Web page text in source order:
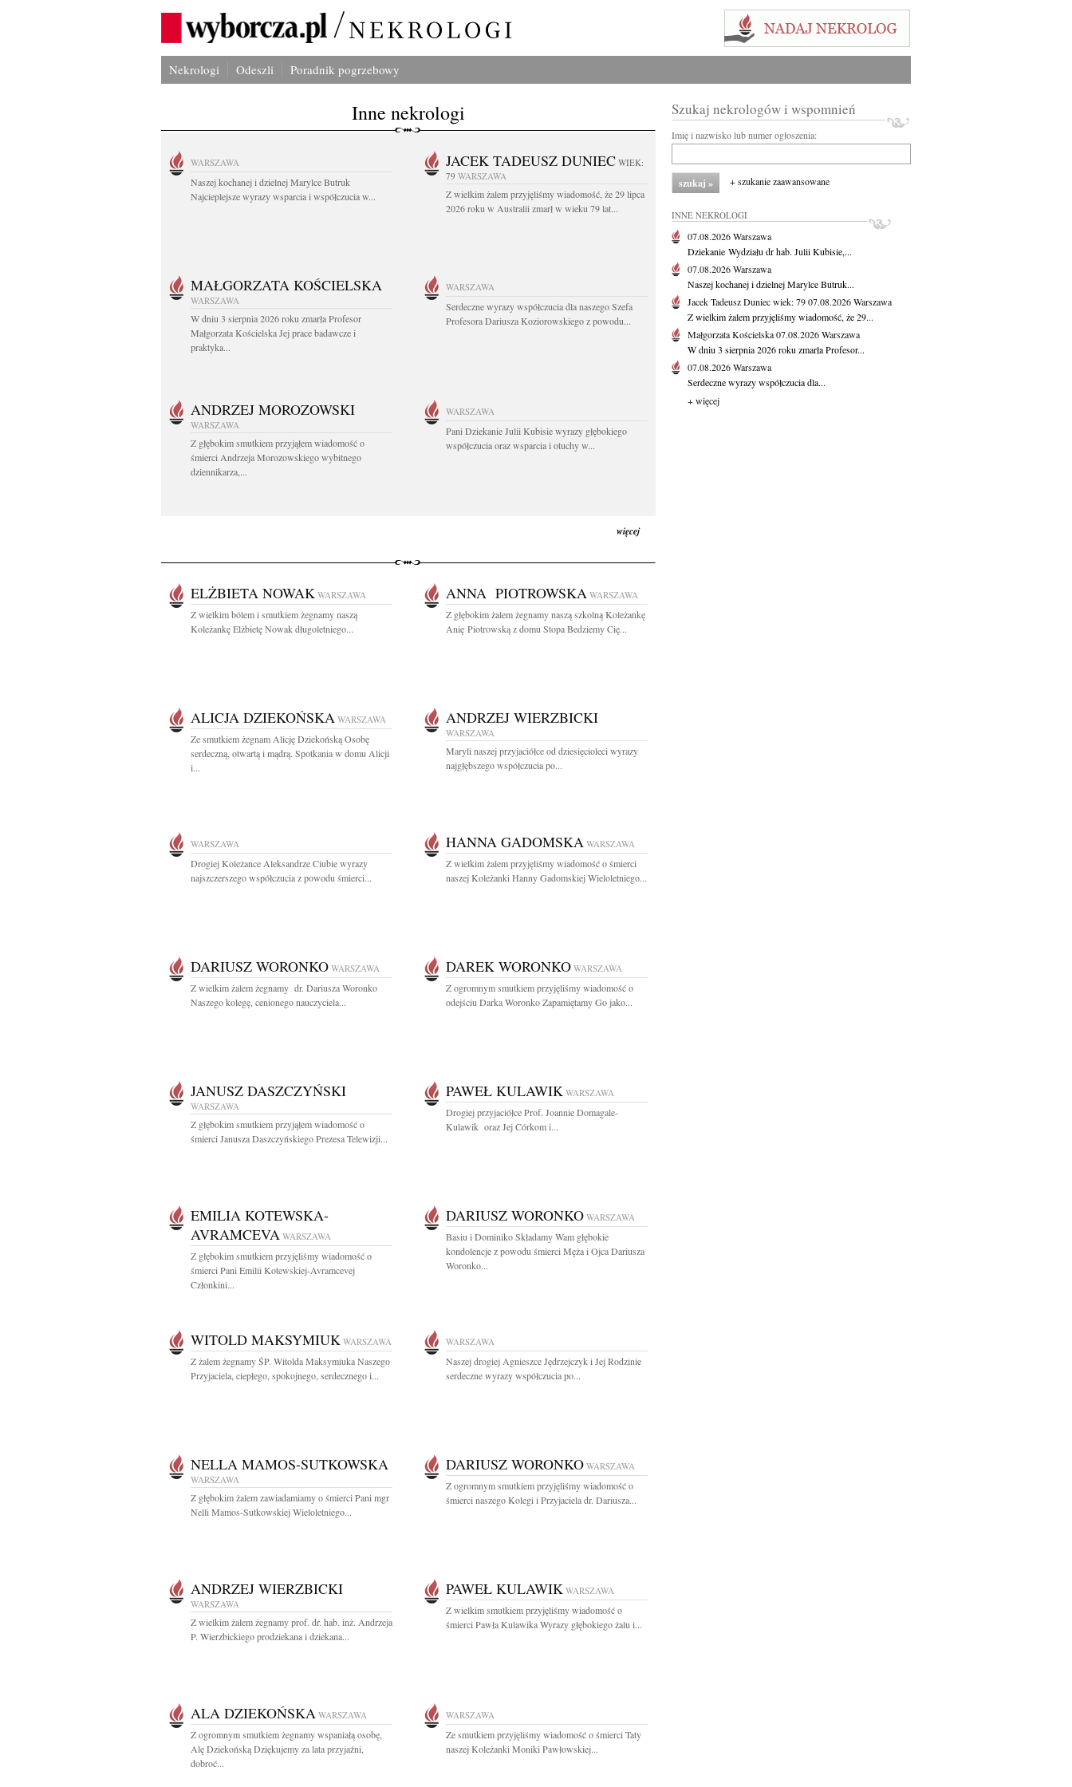
Nekrologi Odeszli Poradnik pogrzebowy
Inne nekrologi
WARSZAWA
Naszej kochanej i dzielnej Marylce Butruk
Najcieplejsze wyrazy wsparcia i współczucia w...
JACEK TADEUSZ DUNIEC WIEK:
79 WARSZAWA
Z wielkim żalem przyjęliśmy wiadomość, że 29 lipca
2026 roku w Australii zmarł w wieku 79 lat...
MAŁGORZATA KOŚCIELSKA
WARSZAWA
W dniu 3 sierpnia 2026 roku zmarła Profesor
Małgorzata Kościelska Jej prace badawcze i
praktyka...
WARSZAWA
Serdeczne wyrazy współczucia dla naszego Szefa
Profesora Dariusza Koziorowskiego z powodu...
ANDRZEJ MOROZOWSKI
WARSZAWA
Z głębokim smutkiem przyjąłem wiadomość o
śmierci Andrzeja Morozowskiego wybitnego
dziennikarza,...
WARSZAWA
Pani Dziekanie Julii Kubisie wyrazy głębokiego
współczucia oraz wsparcia i otuchy w...
więcej
ELŻBIETA NOWAK WARSZAWA
Z wielkim bólem i smutkiem żegnamy naszą
Koleżankę Elżbietę Nowak długoletniego...
ANNA PIOTROWSKA WARSZAWA
Z głębokim żalem żegnamy naszą szkolną Koleżankę
Anię Piotrowską z domu Stopa Bedziemy Cię...
ALICJA DZIEKOŃSKA WARSZAWA
Ze smutkiem żegnam Alicję Dziekońską Osobę
serdeczną, otwartą i mądrą. Spotkania w domu Alicji
i...
ANDRZEJ WIERZBICKI
WARSZAWA
Maryli naszej przyjaciółce od dziesięcioleci wyrazy
najgłębszego współczucia po...
WARSZAWA
Drogiej Koleżance Aleksandrze Ciubie wyrazy
najszczerszego współczucia z powodu śmierci...
HANNA GADOMSKA WARSZAWA
Z wielkim żalem przyjęliśmy wiadomość o śmierci
naszej Koleżanki Hanny Gadomskiej Wieloletniego...
DARIUSZ WORONKO WARSZAWA
Z wielkim żalem żegnamy dr. Dariusza Woronko
Naszego kolegę, cenionego nauczyciela...
DAREK WORONKO WARSZAWA
Z ogromnym smutkiem przyjęliśmy wiadomość o
odejściu Darka Woronko Zapamiętamy Go jako...
JANUSZ DASZCZYŃSKI
WARSZAWA
Z głębokim smutkiem przyjąłem wiadomość o
śmierci Janusza Daszczyńskiego Prezesa Telewizji...
PAWEŁ KULAWIK WARSZAWA
Drogiej przyjaciółce Prof. Joannie Domagale-
Kulawik oraz Jej Córkom i...
EMILIA KOTEWSKA-
AVRAMCEVA WARSZAWA
Z głębokim smutkiem przyjęliśmy wiadomość o
śmierci Pani Emilii Kotewskiej-Avramcevej
Członkini...
DARIUSZ WORONKO WARSZAWA
Basiu i Dominiko Składamy Wam głębokie
kondolencje z powodu śmierci Męża i Ojca Dariusza
Woronko...
WITOLD MAKSYMIUK WARSZAWA
Z żalem żegnamy ŚP. Witolda Maksymiuka Naszego
Przyjaciela, ciepłego, spokojnego, serdecznego i...
WARSZAWA
Naszej drogiej Agnieszce Jędrzejczyk i Jej Rodzinie
serdeczne wyrazy współczucia po...
NELLA MAMOS-SUTKOWSKA
WARSZAWA
Z głębokim żalem zawiadamiamy o śmierci Pani mgr
Nelli Mamos-Sutkowskiej Wieloletniego...
DARIUSZ WORONKO WARSZAWA
Z ogromnym smutkiem przyjęliśmy wiadomość o
śmierci naszego Kolegi i Przyjaciela dr. Dariusza...
ANDRZEJ WIERZBICKI
WARSZAWA
Z wielkim żalem żegnamy prof. dr. hab. inż. Andrzeja
P. Wierzbickiego prodziekana i dziekana...
PAWEŁ KULAWIK WARSZAWA
Z wielkim smutkiem przyjęliśmy wiadomość o
śmierci Pawła Kulawika Wyrazy głębokiego żalu i...
ALA DZIEKOŃSKA WARSZAWA
Z ogromnym smutkiem żegnamy wspaniałą osobę,
Alę Dziekońską Dziękujemy za lata przyjaźni,
dobroć...
WARSZAWA
Ze smutkiem przyjęliśmy wiadomość o śmierci Taty
naszej Koleżanki Moniki Pawłowskiej...
Szukaj nekrologów i wspomnień
Imię i nazwisko lub numer ogłoszenia:
+ szukanie zaawansowane
INNE NEKROLOGI
07.08.2026Warszawa
Dziekanie Wydziału dr hab. Julii Kubisie,...
07.08.2026Warszawa
Naszej kochanej i dzielnej Marylce Butruk...
Jacek Tadeusz Duniecwiek: 7907.08.2026Warszawa
Z wielkim żalem przyjęliśmy wiadomość, że 29...
Małgorzata Kościelska07.08.2026Warszawa
W dniu 3 sierpnia 2026 roku zmarła Profesor...
07.08.2026Warszawa
Serdeczne wyrazy współczucia dla...
+ więcej